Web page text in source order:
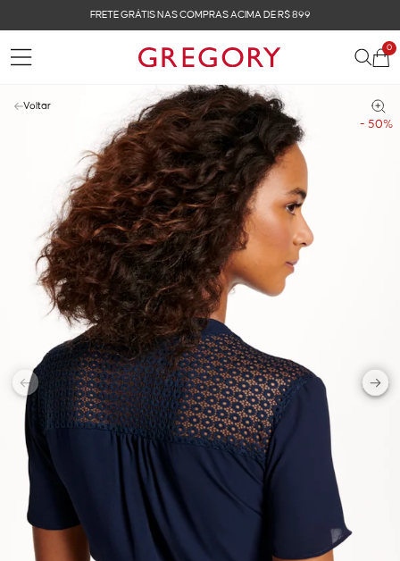
FRETE GRÁTIS NAS COMPRAS ACIMA DE R$ 899
0
- 50%
Voltar